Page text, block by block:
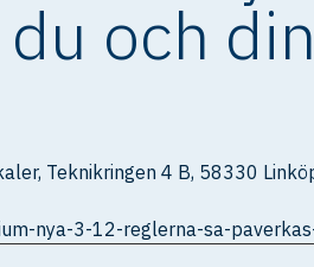
och
Teknikringen 4 B, 58330
nya-3-12-reglerna-sa-